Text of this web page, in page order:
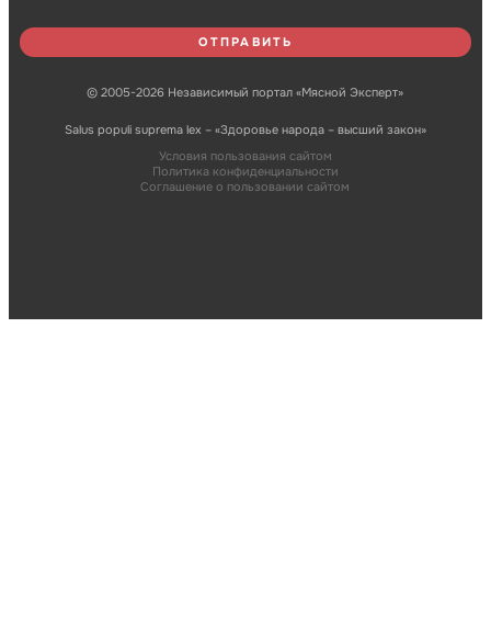
© 2005-2026 Независимый портал «Мясной Эксперт»
Salus populi suprema lex – «Здоровье народа – высший закон»
Условия пользования сайтом
Политика конфиденциальности
Соглашение о пользовании сайтом